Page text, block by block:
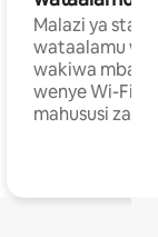
Malazi ya
wataalamu
wakiwa mbali
wenye Wi-Fi
mahususi za